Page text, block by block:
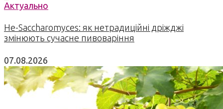
Актуально
Не-Saccharomyces: як нетрадиційні дріжджі
змінюють сучасне пивоваріння
07.08.2026